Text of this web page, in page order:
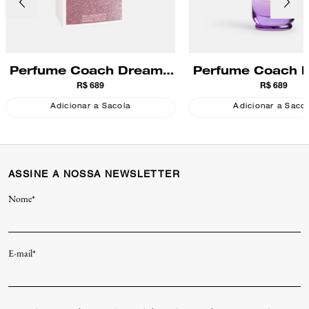
Perfume Coach Dreams
Edp
R$ 689
Adicionar a Sacola
Perfume Coach
Moonlight
R$ 689
Adicionar a
ASSINE A NOSSA NEWSLETTER
Nome*
E-mail*